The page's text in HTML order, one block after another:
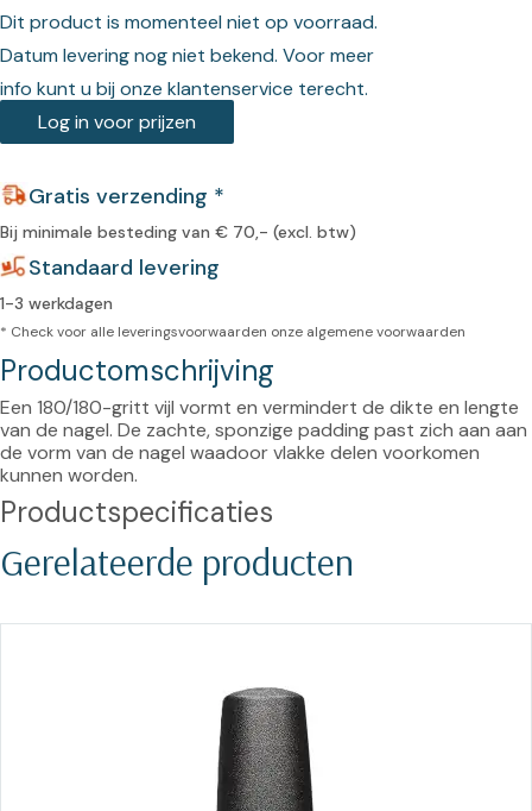
Dit product is momenteel niet op voorraad.
Datum levering nog niet bekend. Voor meer
info kunt u bij onze klantenservice terecht.
Log in voor prijzen
Gratis verzending *
Bij minimale besteding van € 70,- (excl. btw)
Standaard levering
1-3 werkdagen
* Check voor alle leveringsvoorwaarden onze algemene voorwaarden
Productomschrijving
Een 180/180-gritt vijl vormt en vermindert de dikte en lengte
van de nagel. De zachte, sponzige padding past zich aan aan
de vorm van de nagel waadoor vlakke delen voorkomen
kunnen worden.
Productspecificaties
Gerelateerde producten